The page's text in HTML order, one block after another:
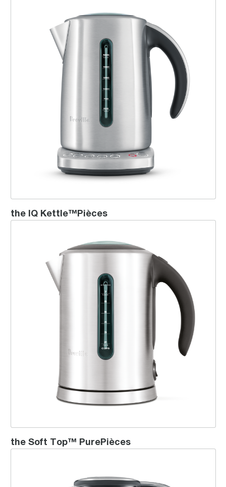
the IQ Kettle™Pièces
the Soft Top™ Pure
the Soft Top™ PurePièces
the Crystal Clear™